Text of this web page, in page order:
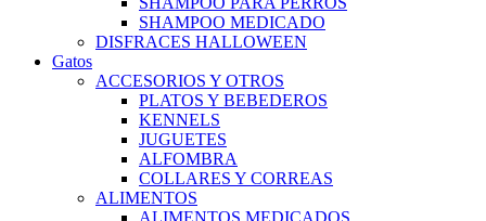
SHAMPOO MEDICADO
DISFRACES HALLOWEEN
Gatos
ACCESORIOS Y OTROS
PLATOS Y BEBEDEROS
KENNELS
JUGUETES
ALFOMBRA
COLLARES Y CORREAS
ALIMENTOS
ALIMENTOS MEDICADOS